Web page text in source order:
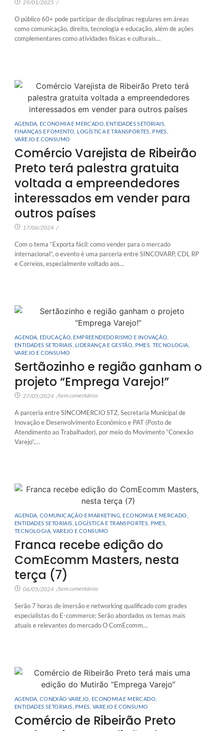
29/01/2025 /
O público 60+ pode participar de disciplinas regulares em áreas
como comunicação, direito, tecnologia e educação, além de ações
complementares como atividades físicas e culturais…
AGENDA ECONOMIA E MERCADO ENTIDADES SETORIAIS
FINANÇAS E FOMENTO LOGÍSTICA E TRANSPORTES PMES
VAREJO E CONSUMO
Comércio Varejista de Ribeirão
Preto terá palestra gratuita
voltada a empreendedores
interessados em vender para
outros países
17/06/2024 /
Com o tema “Exporta fácil: como vender para o mercado
internacional”, o evento é uma parceria entre SINCOVARP, CDL RP
e Correios, especialmente voltado aos…
AGENDA EDUCAÇÃO EMPREENDEDORISMO E INOVAÇÃO
ENTIDADES SETORIAIS LIDERANÇA E GESTÃO PMES TECNOLOGIA
VAREJO E CONSUMO
Sertãozinho e região ganham o
projeto “Emprega Varejo!”
27/05/2024 /Sem comentários
A parceria entre SINCOMERCIO STZ, Secretaria Municipal de
Inovação e Desenvolvimento Econômico e PAT (Posto de
Atendimento ao Trabalhador), por meio do Movimento “Conexão
Varejo”,…
AGENDA COMUNICAÇÃO E MARKETING ECONOMIA E MERCADO
ENTIDADES SETORIAIS LOGÍSTICA E TRANSPORTES PMES
TECNOLOGIA VAREJO E CONSUMO
Franca recebe edição do
ComEcomm Masters, nesta
terça (7)
06/05/2024 /Sem comentários
Serão 7 horas de imersão e networking qualificado com grades
especialistas do E-commerce; Serão abordados os temas mais
atuais e relevantes do mercado O ComEcomm…
AGENDA CONEXÃO VAREJO ECONOMIA E MERCADO
ENTIDADES SETORIAIS PMES VAREJO E CONSUMO
Comércio de Ribeirão Preto